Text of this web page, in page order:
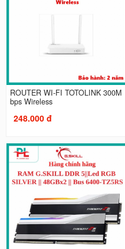
ROUTER WI-FI TOTOLINK 300M
bps Wireless
248.000 đ